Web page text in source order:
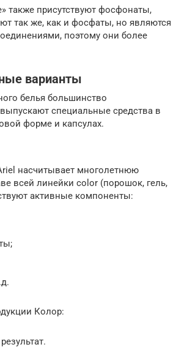
также присутствуют фосфонаты,
так же, как и фосфаты, но являются
поэтому они более
варианты
белья большинство
специальные средства в
форме и капсулах.
насчитывает многолетнюю
всей линейки color (порошок, гель,
активные компоненты:
Колор: